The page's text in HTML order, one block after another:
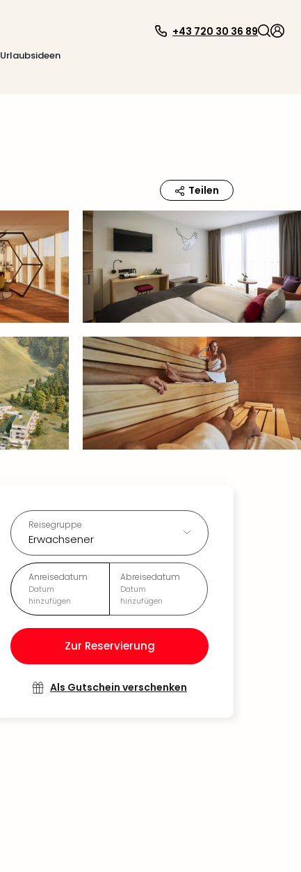
Urlaubsideen
+43 720 30 36 89
Teilen
Reisegruppe
Erwachsener
Anreisedatum
Datum
hinzufügen
Abreisedatum
Datum
hinzufügen
Zur Reservierung
Als Gutschein verschenken